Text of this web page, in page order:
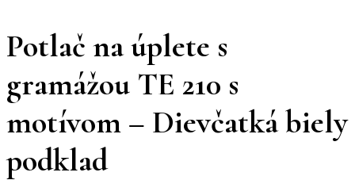
Potlač na úplete s
gramážou TE 210 s
motívom – Dievčatká biely
podklad